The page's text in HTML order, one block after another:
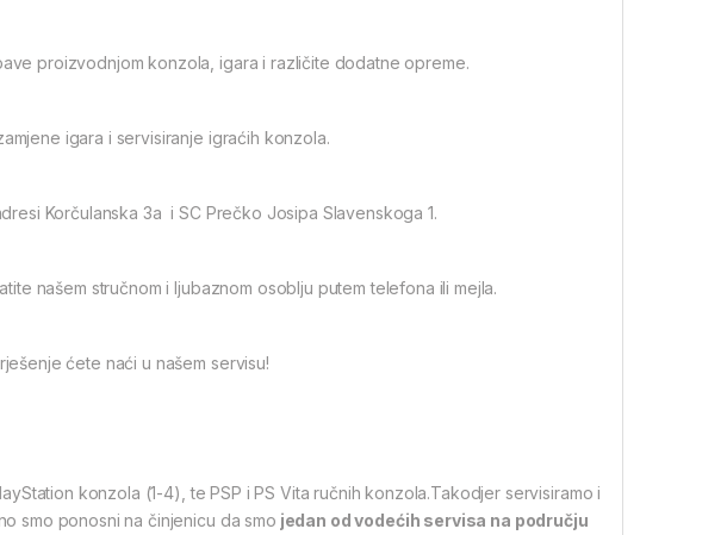
proizvodnjom konzola, igara i različite dodatne opreme.
igara i servisiranje igraćih konzola.
Korčulanska 3a i SC Prečko Josipa Slavenskoga 1.
našem stručnom i ljubaznom osoblju putem telefona ili mejla.
ćete naći u našem servisu!
konzola (1-4), te PSP i PS Vita ručnih konzola.Takodjer servisiramo i
smo ponosni na činjenicu da smo jedan od vodećih servisa na području